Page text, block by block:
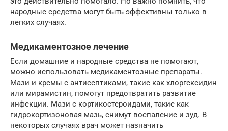
народные средства могут быть эффективны только в
легких случаях.
Медикаментозное лечение
Если домашние и народные средства не помогают,
можно использовать медикаментозные препараты.
Мази и кремы с антисептиками, такие как хлоргексидин
или мирамистин, помогут предотвратить развитие
инфекции. Мази с кортикостероидами, такие как
гидрокортизоновая мазь, снимут воспаление и зуд. В
некоторых случаях врач может назначить